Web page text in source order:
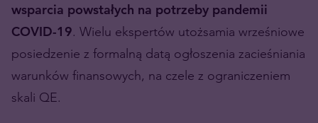
wsparcia powstałych na potrzeby pandemii
COVID-19. Wielu ekspertów utożsamia wrześniowe
posiedzenie z formalną datą ogłoszenia zacieśniania
warunków finansowych, na czele z ograniczeniem
skali QE.